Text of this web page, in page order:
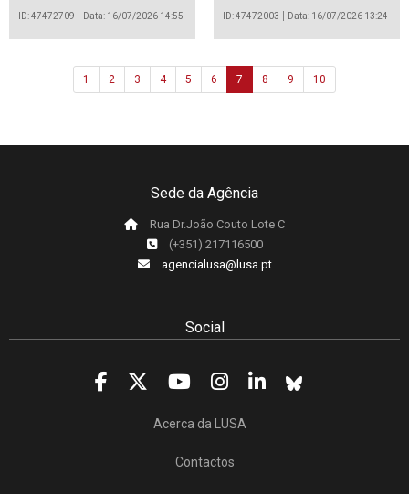
Gulbenkian
ID: 47472709 Data: 16/07/2026 14:55 ID: 47472003 Data: 16/07/2026 13:24
1 2 3 4 5 6 7 8 9 10
Sede da Agência
Rua Dr.João Couto Lote C
(+351) 217116500
agencialusa@lusa.pt
Social
Acerca da LUSA
Contactos